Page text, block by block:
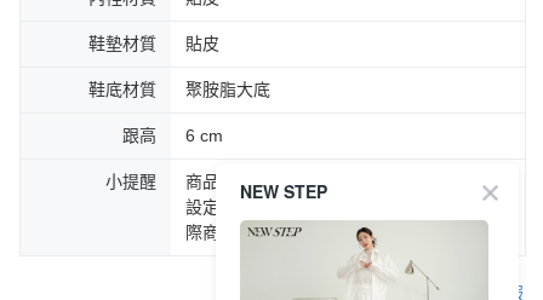
鞋墊材質 貼皮
鞋底材質 聚胺脂大底
跟高 6 cm
小提醒
商品圖片顏色會因拍攝燈光環境或個人螢幕
設定不同，而造成部份色差現象，顏色以實
際商品為主。
客服
NEW STEP